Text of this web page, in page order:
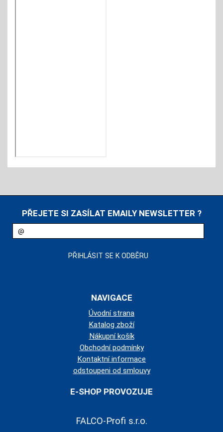
PŘEJETE SI ZASÍLAT EMAILY NEWSLETTER ?
NAVIGACE
Úvodní strana
Katalog zboží
Nákupní košík
Obchodní podmínky
Kontaktní informace
odstoupeni od smlouvy
E-SHOP PROVOZUJE
FALCO-Profi s.r.o.